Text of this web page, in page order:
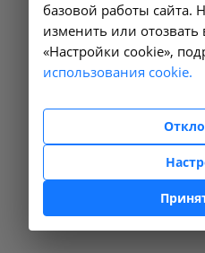
базовой работы сайта.
изменить или
«Настройки cookie»,
использования cookie.